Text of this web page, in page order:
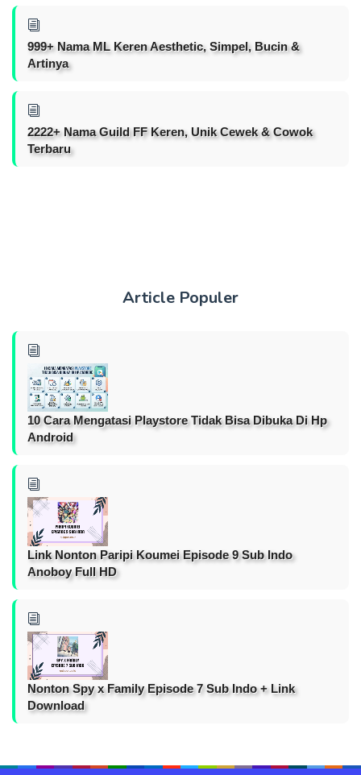
999+ Nama ML Keren Aesthetic, Simpel, Bucin &
Artinya
2222+ Nama Guild FF Keren, Unik Cewek & Cowok
Terbaru
Article Populer
10 Cara Mengatasi Playstore Tidak Bisa Dibuka Di Hp
Android
Link Nonton Paripi Koumei Episode 9 Sub Indo
Anoboy Full HD
Nonton Spy x Family Episode 7 Sub Indo + Link
Download